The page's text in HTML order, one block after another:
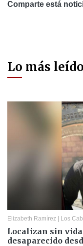
Comparte está
Lo más leído
Elizabeth Ramírez | Los
Localizan sin
desaparecido